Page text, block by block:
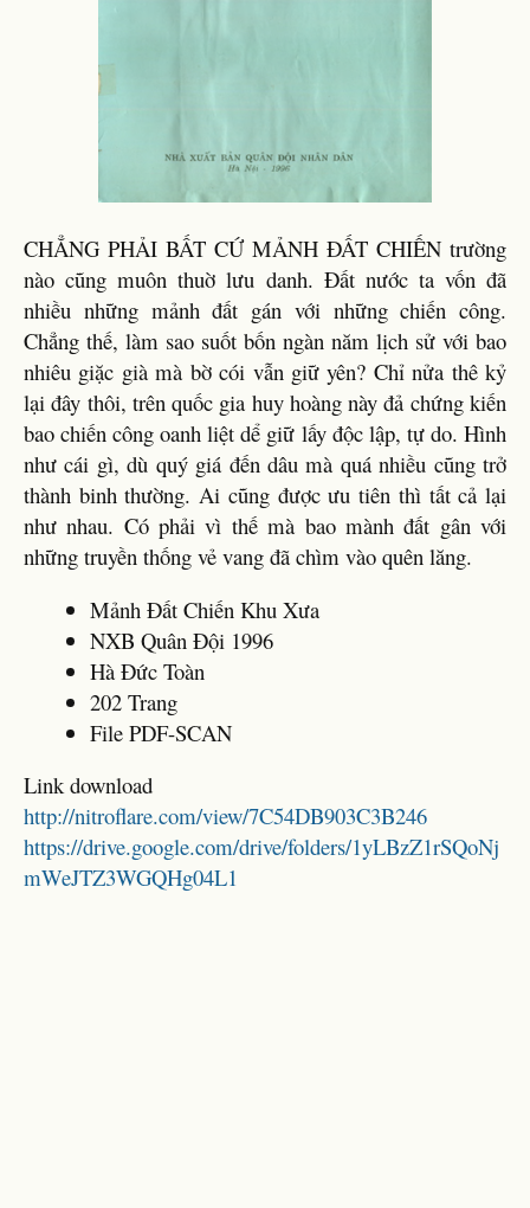
CHẲNG PHẢI BẤT CỨ MẢNH ĐẤT CHIẾN trường
nào cũng muôn thuờ lưu danh. Đất nước ta vốn đã
nhiều những mảnh đất gán với những chiến công.
Chẳng thế, làm sao suốt bốn ngàn năm lịch sử với bao
nhiêu giặc già mà bờ cói vẫn giữ yên? Chỉ nửa thê kỷ
lại đây thôi, trên quốc gia huy hoàng này đả chứng kiến
bao chiến công oanh liệt dể giữ lấy độc lập, tự do. Hình
như cái gì, dù quý giá đến dâu mà quá nhiều cũng trở
thành binh thường. Ai cũng được ưu tiên thì tất cả lại
như nhau. Có phải vì thế mà bao mành đất gân với
những truyền thống vẻ vang đã chìm vào quên lăng.
Mảnh Đất Chiến Khu Xưa
NXB Quân Đội 1996
Hà Đức Toàn
202 Trang
File PDF-SCAN
Link download
http://nitroflare.com/view/7C54DB903C3B246
https://drive.google.com/drive/folders/1yLBzZ1rSQoNj
mWeJTZ3WGQHg04L1